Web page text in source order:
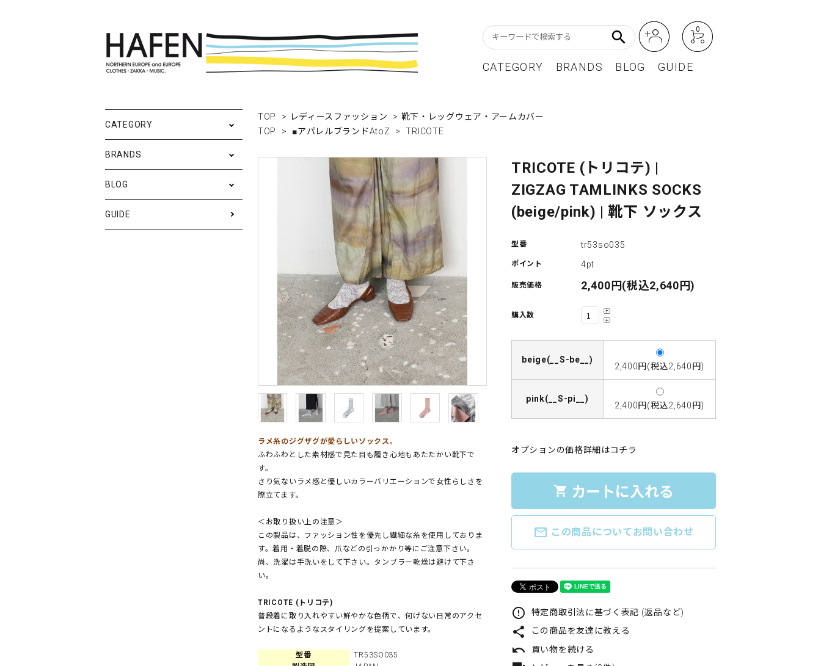
search 0
CATEGORY
ポスターフレーム カレンダー
バッグ
ステーショナリー グリーティングカード レディースファッション
メンズファッション アクセサリー・小物 レコード・CD BEST SELLER / ベストセラー
RESTOCK / 再入荷 OUTLET / アウトレット
BRANDS
雑貨ブランドAtoZ アパレルブランドAtoZ
BLOG
New In Staff Blog
Event
GUIDE
TOP > レディースファッション > 靴下・レッグウェア・アームカバー
TOP
> ■アパレルブランドAtoZ > TRICOTE
ラメ糸のジグザグが愛らしいソックス。
ふわふわとした素材感で見た目も履き心地もあたたかい靴下で
す。
さり気ないラメ感と優しいカラーバリエーションで女性らしさを
際立てます。
＜お取り扱い上の注意＞
この製品は、ファッション性を優先し繊細な糸を使用しておりま
す。着用・着脱の際、爪などの引っかかり等にご注意下さい。
尚、洗濯は手洗いをして下さい。タンブラー乾燥は避けて下さ
い。
TRICOTE (トリコテ)
普段着に取り入れやすい鮮やかな色柄で、何げない日常のアクセ
ントになるようなスタイリングを提案しています。
型番
TR53SO035
TRICOTE (トリコテ) |
ZIGZAG TAMLINKS SOCKS
(beige/pink) | 靴下 ソックス
型番 tr53so035
ポイント 4pt
販売価格 2,400円(税込2,640円)
購入数
beige(__S-be__)
2,400円(税込2,640円)
pink(__S-pi__)
2,400円(税込2,640円)
オプションの価格詳細はコチラ
shopping_cart カートに入れる
mail_outline この商品についてお問い合わせ
error_outline 特定商取引法に基づく表記 (返品など)
share この商品を友達に教える
undo 買い物を続ける
CATEGORY
BRANDS
BLOG
GUIDE